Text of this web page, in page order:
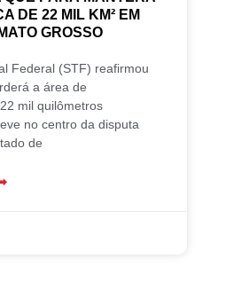
DE 22 MIL KM² EM
GROSSO
Federal (STF) reafirmou
a área de
mil quilômetros
no centro da disputa
de